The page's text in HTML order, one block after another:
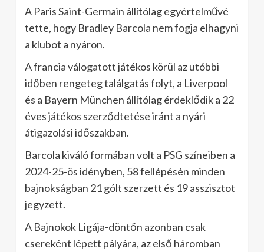
A Paris Saint-Germain állítólag egyértelművé
tette, hogy Bradley Barcola nem fogja elhagyni
a klubot a nyáron.
A francia válogatott játékos körül az utóbbi
időben rengeteg találgatás folyt, a Liverpool
és a Bayern München állítólag érdeklődik a 22
éves játékos szerződtetése iránt a nyári
átigazolási időszakban.
Barcola kiváló formában volt a PSG színeiben a
2024-25-ös idényben, 58 fellépésén minden
bajnokságban 21 gólt szerzett és 19 asszisztot
jegyzett.
A Bajnokok Ligája-döntőn azonban csak
csereként lépett pályára, az első háromban